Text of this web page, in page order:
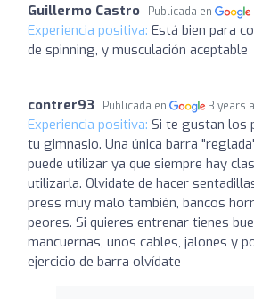
Guillermo Castro Publicada en
Experiencia positiva: Está bien para
de spinning, y musculación aceptable
contrer93 Publicada en 3 years
Experiencia positiva: Si te gustan los
tu gimnasio. Una única barra
puede utilizar ya que siempre hay
utilizarla. Olvidate de hacer
press muy malo también, bancos
peores. Si quieres entrenar tienes
mancuernas, unos cables, jalones y
ejercicio de barra olvídate